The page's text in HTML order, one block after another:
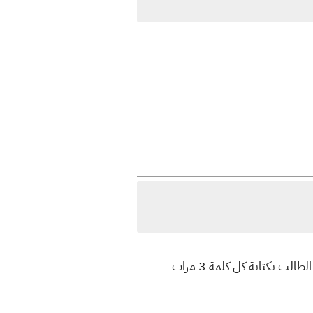
يركز هذا الدرس على مجموعة من الكلمات الجديدة التي يجب حفظها جيداً مع طريقة اللفظ الصحيح. ننصح الطالب بكتابة كل كلمة 3 مرات